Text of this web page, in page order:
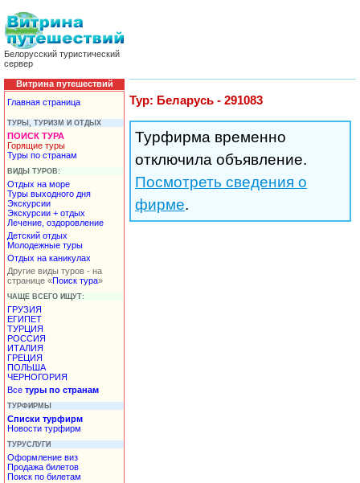
Белорусский туристический
сервер
Витрина путешествий
Главная страница
ТУРЫ, ТУРИЗМ И ОТДЫХ
ПОИСК ТУРА
Горящие туры
Туры по странам
ВИДЫ ТУРОВ:
Отдых на море
Туры выходного дня
Экскурсии
Экскурсии + отдых
Лечение, оздоровление
Детский отдых
Молодежные туры
Отдых на каникулах
Другие виды туров - на
странице «Поиск тура»
ЧАЩЕ ВСЕГО ИЩУТ:
ГРУЗИЯ
ЕГИПЕТ
ТУРЦИЯ
РОССИЯ
ИТАЛИЯ
ГРЕЦИЯ
ПОЛЬША
ЧЕРНОГОРИЯ
Все туры по странам
ТУРФИРМЫ
Списки турфирм
Новости турфирм
ТУРУСЛУГИ
Оформление виз
Продажа билетов
Поиск по билетам
Тур: Беларусь - 291083
Турфирма временно
отключила объявление.
Посмотреть сведения о
фирме.